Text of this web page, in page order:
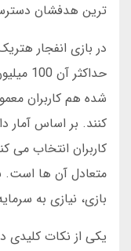
ترین هدفشان
شده هم کاربران
کنند. بر اساس آمار
متعادل آن ها است.
بازی، نیازی به
یکی از نکات کلیدی